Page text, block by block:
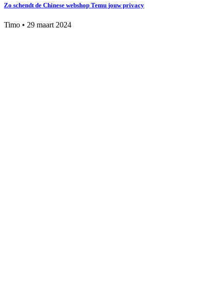
Zo schendt de Chinese webshop Temu jouw privacy
Timo • 29 maart 2024